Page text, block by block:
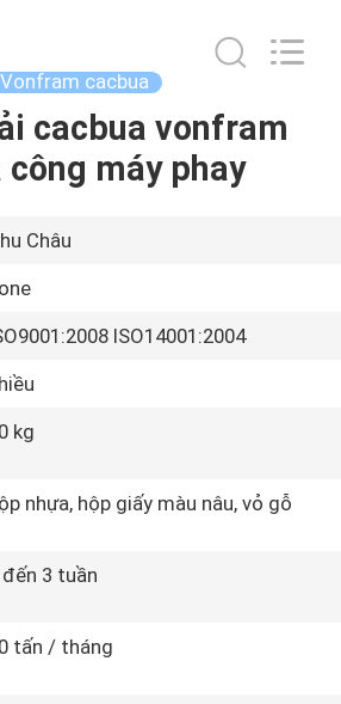
Vonfram cacbua
cacbua vonfram
máy phay
Châu
ISO14001:2004
kg
nhựa, hộp giấy màu nâu, vỏ gỗ
đến 3 tuần
tấn / tháng